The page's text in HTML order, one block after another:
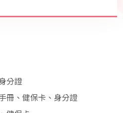
分證
冊、健保卡、身分證